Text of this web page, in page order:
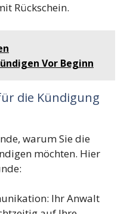
Rückschein.
Vor Beginn
die Kündigung
warum Sie die
möchten. Hier
Ihr Anwalt